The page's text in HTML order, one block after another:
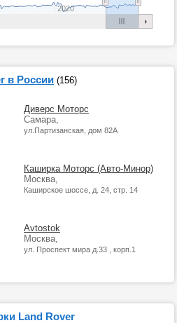
2020
в России (156)
Диверс Моторс
Самара,
ул.Партизанская, дом 82А
Каширка Моторс (Авто-Минор)
Москва,
Каширское шоссе, д. 24, стр. 14
Avtostok
Москва,
ул. Проспект мира д.33 , корп.1
Land Rover